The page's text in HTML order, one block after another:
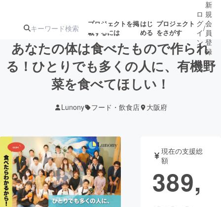
プロジェクトを掲
載するには
はじ
める
プロジェクト
をさがす
注目のリ 注目の新着プロ
ジェクト
募集終了が近いプ
テクノロジー・ガジェット
映像・映画 書籍・雑誌
ロ
グ
イ
ン
/
新
規
会
員
登
録
あなたの体は食べたもので作られ
る！ひとりでも多くの人に、有機野
菜を食べてほしい！
Lunony フード・飲食店 大阪府
現在の支援総
額
389,